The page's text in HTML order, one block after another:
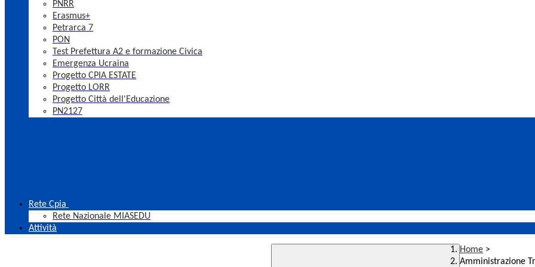
PNRR
Erasmus+
Petrarca 7
PON
Test Prefettura A2 e formazione Civica
Emergenza Ucraina
Progetto CPIA ESTATE
Progetto LORR
Progetto Città dell'Educazione
PN2127
Rete Cpia
Rete Nazionale MIASEDU
Attività
Home >
Amministrazione